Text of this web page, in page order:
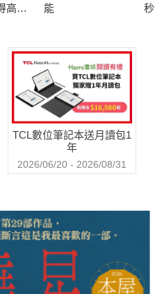
高、
能
TCL數位筆記本送月讀包1
年
2026/06/20 - 2026/08/31